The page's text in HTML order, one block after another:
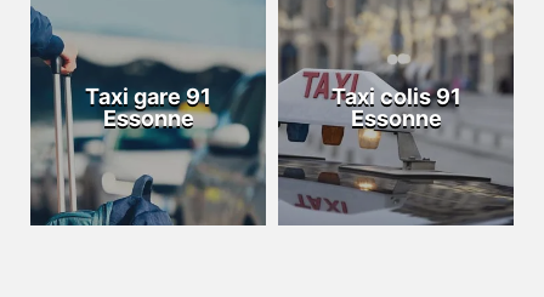
Taxi gare 91
Essonne
Taxi colis 91
Essonne